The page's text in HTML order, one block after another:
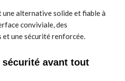
une alternative solide et fiable à
conviviale, des
une sécurité renforcée.
avant tout